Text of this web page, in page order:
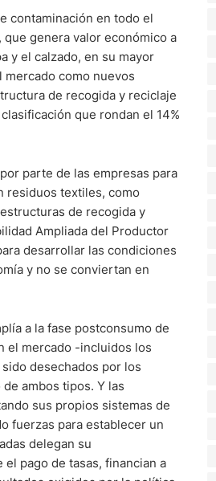
contaminación en todo el
genera valor económico a
y el calzado, en su mayor
como nuevos
de recogida y reciclaje
que rondan el 14%
parte de las empresas para
residuos textiles, como
de recogida y
Ampliada del Productor
desarrollar las condiciones
y no se conviertan en
a la fase postconsumo de
el mercado -incluidos los
desechados por los
ambos tipos. Y las
sus propios sistemas de
fuerzas para establecer un
delegan su
pago de tasas, financian a